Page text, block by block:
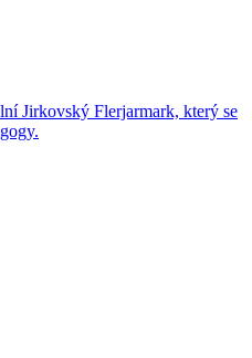
Jirkovský Flerjarmark, který se